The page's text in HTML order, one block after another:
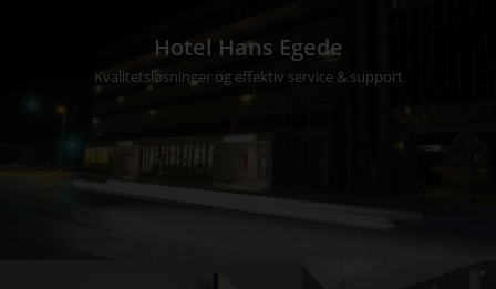
Hotel Hans Egede
Kvalitetsløsninger og effektiv service & support